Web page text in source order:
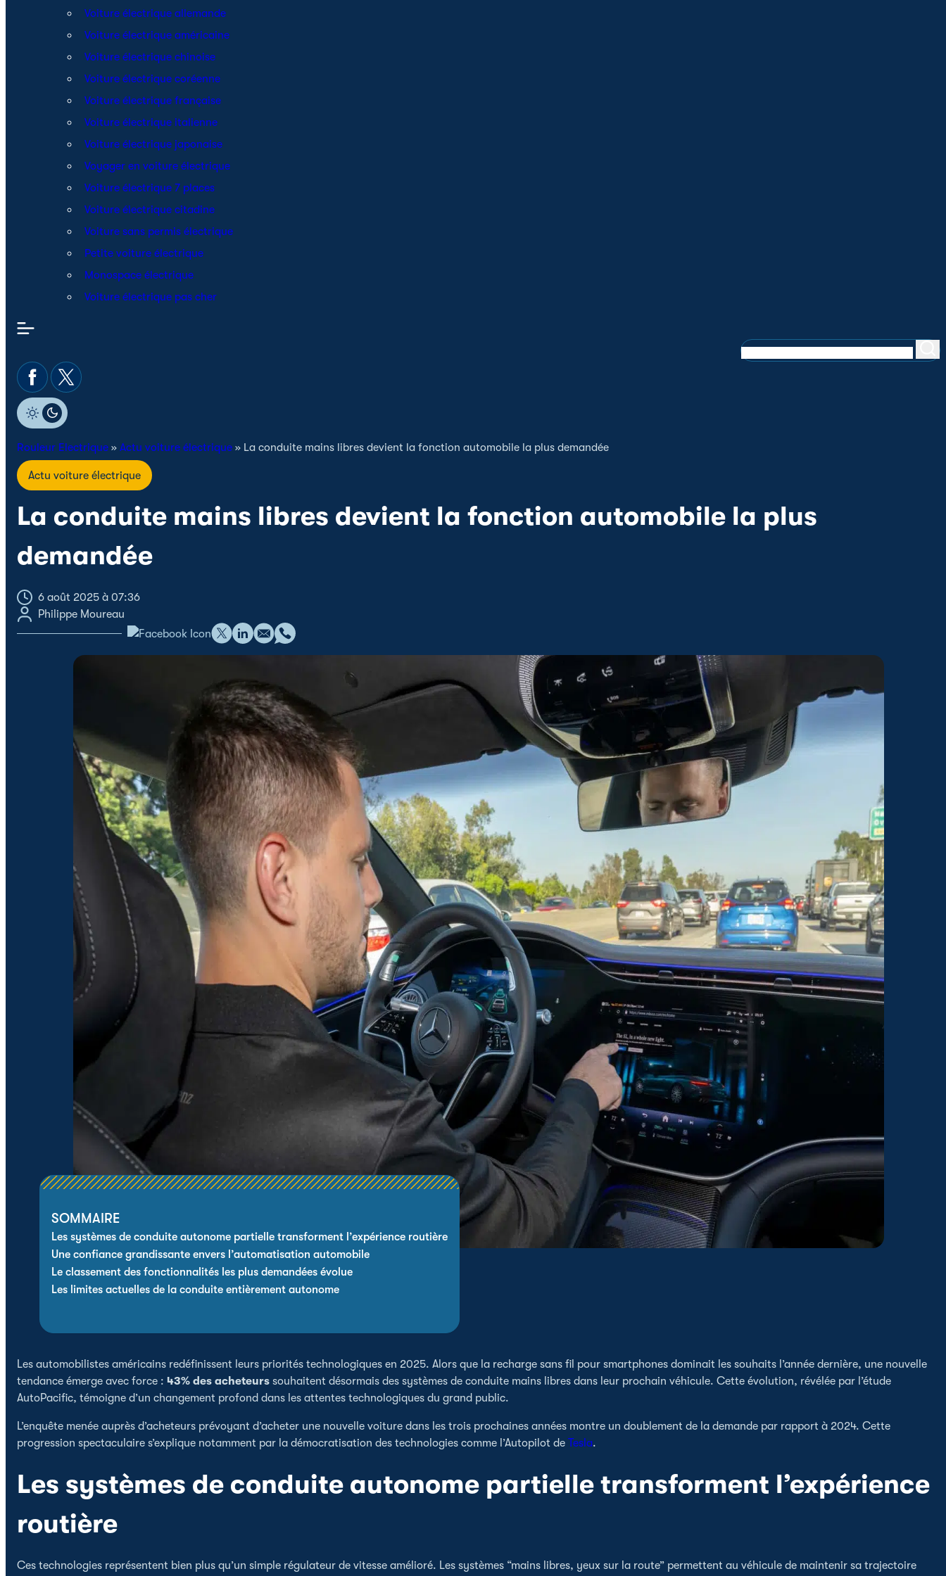
Voiture électrique allemande
Voiture électrique américaine
Voiture électrique chinoise
Voiture électrique coréenne
Voiture électrique française
Voiture électrique italienne
Voiture électrique japonaise
Voyager en voiture électrique
Voiture électrique 7 places
Voiture électrique citadine
Voiture sans permis électrique
Petite voiture électrique
Monospace électrique
Voiture électrique pas cher
Rouleur Electrique » Actu voiture électrique » La conduite mains libres devient la fonction automobile la plus demandée
Actu voiture électrique
La conduite mains libres devient la fonction automobile la plus
demandée
6 août 2025 à 07:36
Philippe Moureau
SOMMAIRE
Les systèmes de conduite autonome partielle transforment l’expérience routière
Une confiance grandissante envers l’automatisation automobile
Le classement des fonctionnalités les plus demandées évolue
Les limites actuelles de la conduite entièrement autonome
Les automobilistes américains redéfinissent leurs priorités technologiques en 2025. Alors que la recharge sans fil pour smartphones dominait les souhaits l’année dernière, une nouvelle
tendance émerge avec force : 43% des acheteurs souhaitent désormais des systèmes de conduite mains libres dans leur prochain véhicule. Cette évolution, révélée par l’étude
AutoPacific, témoigne d’un changement profond dans les attentes technologiques du grand public.
L’enquête menée auprès d’acheteurs prévoyant d’acheter une nouvelle voiture dans les trois prochaines années montre un doublement de la demande par rapport à 2024. Cette
progression spectaculaire s’explique notamment par la démocratisation des technologies comme l’Autopilot de Tesla.
Les systèmes de conduite autonome partielle transforment l’expérience
routière
Ces technologies représentent bien plus qu’un simple régulateur de vitesse amélioré. Les systèmes “mains libres, yeux sur la route” permettent au véhicule de maintenir sa trajectoire